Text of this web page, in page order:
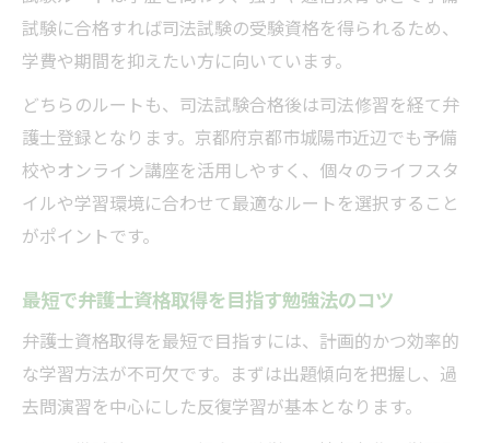
試験に合格すれば司法試験の受験資格を得られるため、
学費や期間を抑えたい方に向いています。
どちらのルートも、司法試験合格後は司法修習を経て弁
護士登録となります。京都府京都市城陽市近辺でも予備
校やオンライン講座を活用しやすく、個々のライフスタ
イルや学習環境に合わせて最適なルートを選択すること
がポイントです。
最短で弁護士資格取得を目指す勉強法のコツ
弁護士資格取得を最短で目指すには、計画的かつ効率的
な学習方法が不可欠です。まずは出題傾向を把握し、過
去問演習を中心にした反復学習が基本となります。